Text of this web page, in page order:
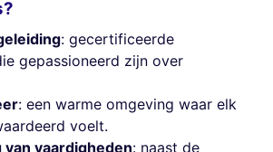
: gecertificeerde
gepassioneerd zijn over
: een warme omgeving waar elk
voelt.
vaardigheden: naast de